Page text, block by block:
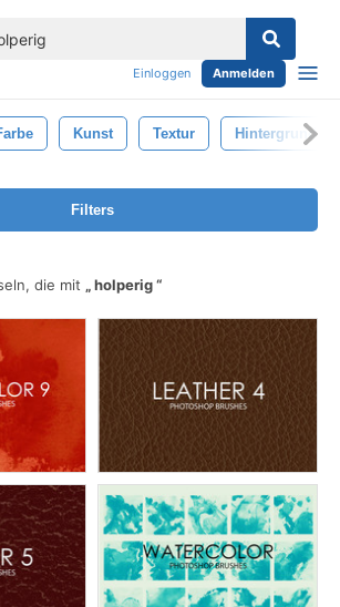
Einloggen Anmelden
Kunst Textur Hintergrund
Filters
die mit
holperig